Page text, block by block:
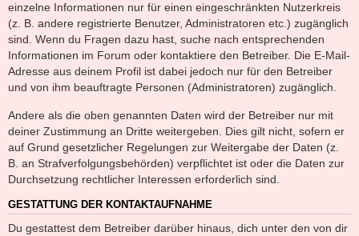
einzelne Informationen nur für einen eingeschränkten Nutzerkreis
(z. B. andere registrierte Benutzer, Administratoren etc.) zugänglich
sind. Wenn du Fragen dazu hast, suche nach entsprechenden
Informationen im Forum oder kontaktiere den Betreiber. Die E-Mail-
Adresse aus deinem Profil ist dabei jedoch nur für den Betreiber
und von ihm beauftragte Personen (Administratoren) zugänglich.
Andere als die oben genannten Daten wird der Betreiber nur mit
deiner Zustimmung an Dritte weitergeben. Dies gilt nicht, sofern er
auf Grund gesetzlicher Regelungen zur Weitergabe der Daten (z.
B. an Strafverfolgungsbehörden) verpflichtet ist oder die Daten zur
Durchsetzung rechtlicher Interessen erforderlich sind.
GESTATTUNG DER KONTAKTAUFNAHME
Du gestattest dem Betreiber darüber hinaus, dich unter den von dir